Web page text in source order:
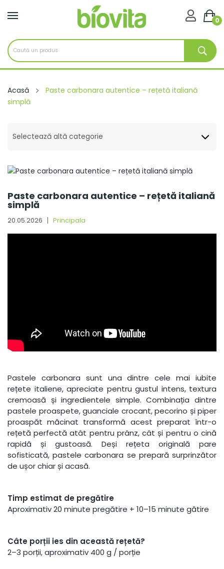
0

Acasă
Paste carbonara autentice – rețetă italiană
simplă
Selectează altă categorie
Paste carbonara autentice – rețetă italiană
simplă
20.05.2026 Principala
Pastele carbonara sunt una dintre cele mai iubite
rețete italiene, apreciate pentru gustul intens, textura
cremoasă și ingredientele simple. Combinația dintre
pastele proaspete, guanciale crocant, pecorino și piper
proaspăt măcinat transformă acest preparat într-o
rețetă perfectă atât pentru prânz, cât și pentru o cină
rapidă și gustoasă. Deși rețeta originală pare
sofisticată, pastele carbonara se prepară surprinzător
de ușor chiar și acasă.
Timp estimat de pregătire
Aproximativ 20 minute pregătire + 10–15 minute gătire
Câte porții ies din această rețetă?
2–3 porții, aproximativ 400 g / porție